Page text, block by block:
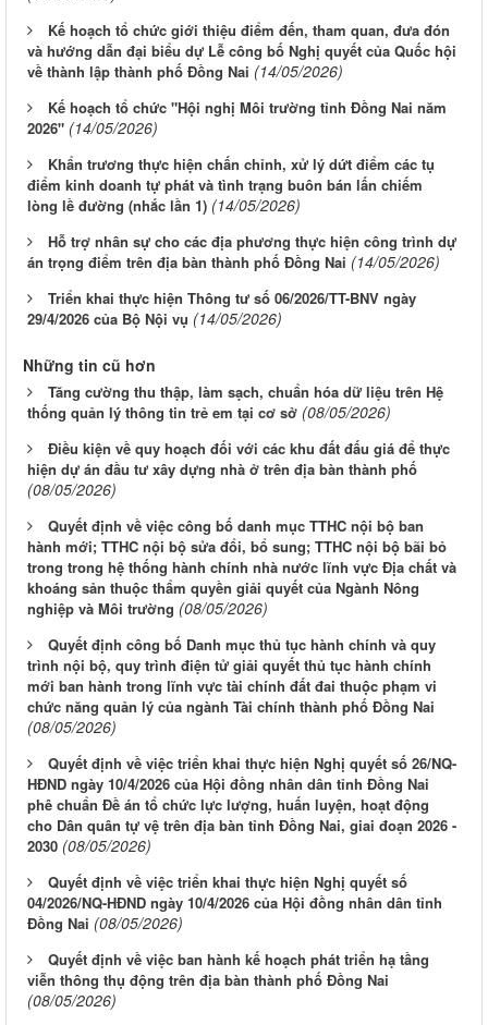
Kế hoạch tổ chức giới thiệu điểm đến, tham quan, đưa đón
và hướng dẫn đại biểu dự Lễ công bố Nghị quyết của Quốc hội
về thành lập thành phố Đồng Nai (14/05/2026)
Kế hoạch tổ chức "Hội nghị Môi trường tỉnh Đồng Nai năm
2026" (14/05/2026)
Khẩn trương thực hiện chấn chỉnh, xử lý dứt điểm các tụ
điểm kinh doanh tự phát và tình trạng buôn bán lấn chiếm
lòng lề đường (nhắc lần 1) (14/05/2026)
Hỗ trợ nhân sự cho các địa phương thực hiện công trình dự
án trọng điểm trên địa bàn thành phố Đồng Nai (14/05/2026)
Triển khai thực hiện Thông tư số 06/2026/TT-BNV ngày
29/4/2026 của Bộ Nội vụ (14/05/2026)
Những tin cũ hơn
Tăng cường thu thập, làm sạch, chuẩn hóa dữ liệu trên Hệ
thống quản lý thông tin trẻ em tại cơ sở (08/05/2026)
Điều kiện về quy hoạch đối với các khu đất đấu giá để thực
hiện dự án đầu tư xây dựng nhà ở trên địa bàn thành phố
(08/05/2026)
Quyết định về việc công bố danh mục TTHC nội bộ ban
hành mới; TTHC nội bộ sửa đổi, bổ sung; TTHC nội bộ bãi bỏ
trong trong hệ thống hành chính nhà nước lĩnh vực Địa chất và
khoáng sản thuộc thẩm quyền giải quyết của Ngành Nông
nghiệp và Môi trường (08/05/2026)
Quyết định công bố Danh mục thủ tục hành chính và quy
trình nội bộ, quy trình điện tử giải quyết thủ tục hành chính
mới ban hành trong lĩnh vực tài chính đất đai thuộc phạm vi
chức năng quản lý của ngành Tài chính thành phố Đồng Nai
(08/05/2026)
Quyết định về việc triển khai thực hiện Nghị quyết số 26/NQ-
HĐND ngày 10/4/2026 của Hội đồng nhân dân tỉnh Đồng Nai
phê chuẩn Đề án tổ chức lực lượng, huấn luyện, hoạt động
cho Dân quân tự vệ trên địa bàn tỉnh Đồng Nai, giai đoạn 2026 -
2030 (08/05/2026)
Quyết định về việc triển khai thực hiện Nghị quyết số
04/2026/NQ-HĐND ngày 10/4/2026 của Hội đồng nhân dân tỉnh
Đồng Nai (08/05/2026)
Quyết định về việc ban hành kế hoạch phát triển hạ tầng
viễn thông thụ động trên địa bàn thành phố Đồng Nai
(08/05/2026)